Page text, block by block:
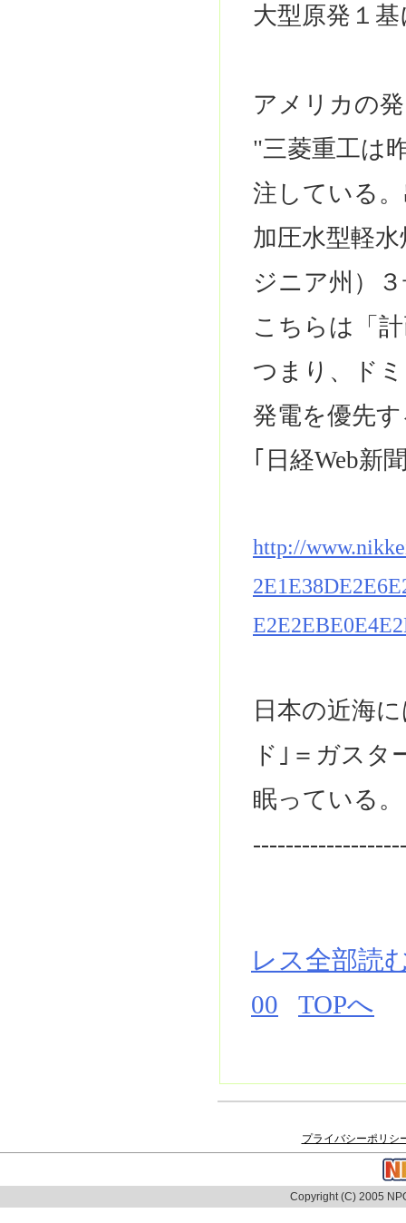
大型原発１
アメリカの
"三菱重工は
注している
加圧水型軽
ジニア州）
こちらは「
つまり、ド
発電を優先
｢日経Web新
http://
日本の近海
ド｣＝ガス
眠っている。
レス全部読
00
TOPへ
プライバシーポリシ
Copyright (C) 2005